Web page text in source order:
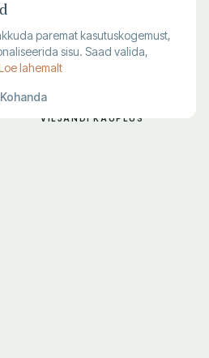
VILJANDI KAUPLUS
paremat kasutuskogemust,
sisu. Saad valida,
lahemalt
Kohanda